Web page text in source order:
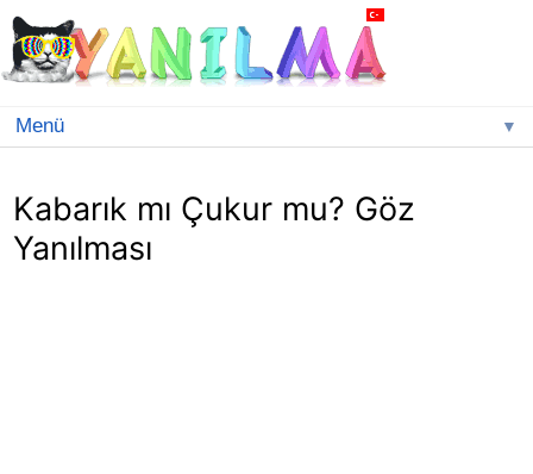
▼
Kabarık mı Çukur mu? Göz
Yanılması